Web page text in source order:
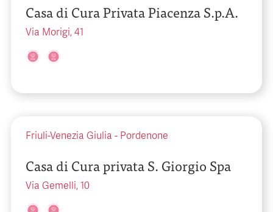
Casa di Cura Privata Piacenza S.p.A.
Via Morigi, 41
Friuli-Venezia Giulia - Pordenone
Casa di Cura privata S. Giorgio Spa
Via Gemelli, 10